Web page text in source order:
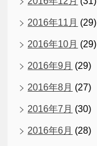
2016年11月 (29)
2016年10月 (29)
2016年9月 (29)
2016年8月 (27)
2016年7月 (30)
2016年6月 (28)